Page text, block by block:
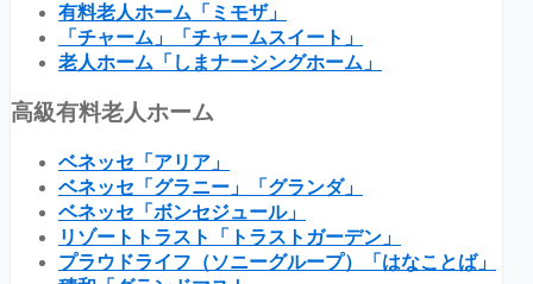
有料老人ホーム「ミモザ」
「チャーム」「チャームスイート」
老人ホーム「しまナーシングホーム」
高級有料老人ホーム
ベネッセ「アリア」
ベネッセ「グラニー」「グランダ」
ベネッセ「ボンセジュール」
リゾートトラスト「トラストガーデン」
プラウドライフ（ソニーグループ）「はなことば」